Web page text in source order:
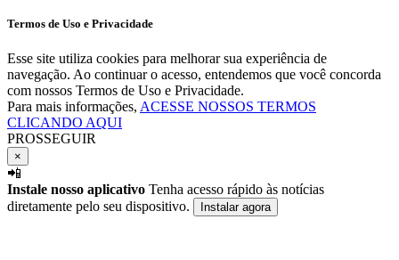
Termos de Uso e Privacidade
Esse site utiliza cookies para melhorar sua experiência de
navegação. Ao continuar o acesso, entendemos que você concorda
com nossos Termos de Uso e Privacidade.
Para mais informações, ACESSE NOSSOS TERMOS
CLICANDO AQUI
PROSSEGUIR
×
📲
Instale nosso aplicativo Tenha acesso rápido às notícias
diretamente pelo seu dispositivo.
Instalar agora